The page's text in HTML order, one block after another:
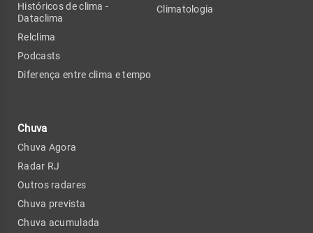
Históricos de clima -
Dataclima
Relclima
Podcasts
Diferença entre clima e tempo
Chuva
Chuva Agora
Radar RJ
Outros radares
Chuva prevista
Chuva acumulada
Climatologia